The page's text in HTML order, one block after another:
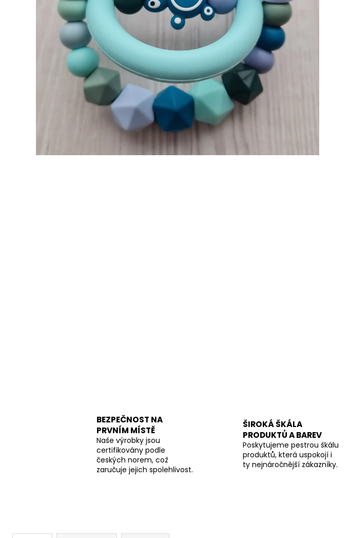
BEZPEČNOST NA
PRVNÍM MÍSTĚ
Naše výrobky jsou
certifikovány podle
českých norem, což
zaručuje jejich spolehlivost.
ŠIROKÁ ŠKÁLA
PRODUKTŮ A BAREV
Poskytujeme pestrou škálu
produktů, která uspokojí i
ty nejnáročnější zákazníky.